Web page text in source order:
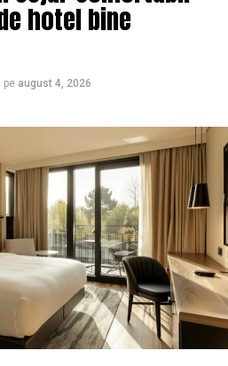
hotel bine
pe august 4, 2026